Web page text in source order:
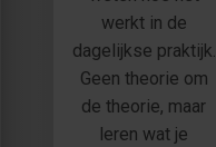
werkt in de
dagelijkse praktijk.
Geen theorie om
de theorie, maar
leren wat je